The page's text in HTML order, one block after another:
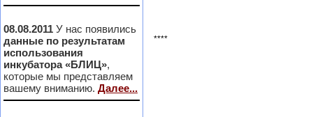
08.08.2011 У нас появились
данные по результатам
использования
инкубатора «БЛИЦ»,
которые мы представляем
вашему вниманию. Далее...
****